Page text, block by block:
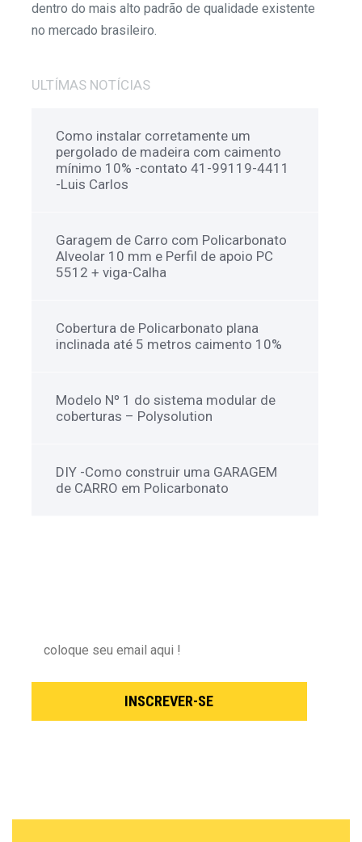
dentro do mais alto padrão de qualidade existente
no mercado brasileiro.
ULTÍMAS NOTÍCIAS
Como instalar corretamente um
pergolado de madeira com caimento
mínimo 10% -contato 41-99119-4411
-Luis Carlos
Garagem de Carro com Policarbonato
Alveolar 10 mm e Perfil de apoio PC
5512 + viga-Calha
Cobertura de Policarbonato plana
inclinada até 5 metros caimento 10%
Modelo Nº 1 do sistema modular de
coberturas – Polysolution
DIY -Como construir uma GARAGEM
de CARRO em Policarbonato
INSCREVER-SE